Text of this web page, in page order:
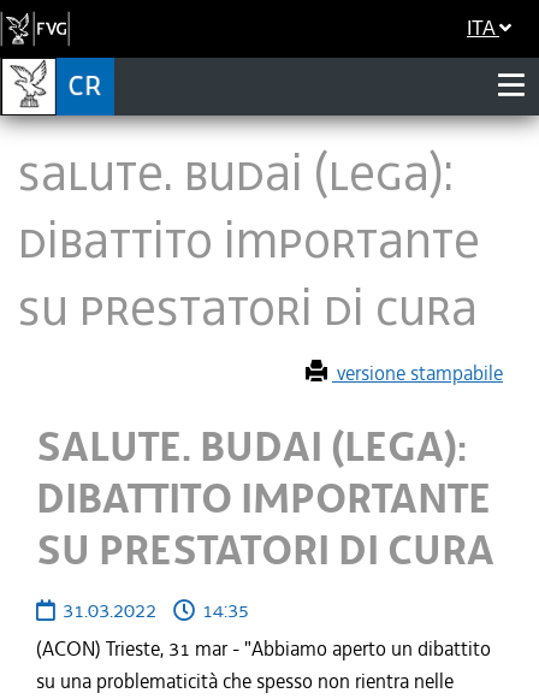
ITA
SALUTE. BUDAI (LEGA):
DIBATTITO IMPORTANTE
SU PRESTATORI DI CURA
versione stampabile
SALUTE. BUDAI (LEGA):
DIBATTITO IMPORTANTE
SU PRESTATORI DI CURA
31.03.2022
14:35
(ACON) Trieste, 31 mar - "Abbiamo aperto un dibattito
su una problematicità che spesso non rientra nelle